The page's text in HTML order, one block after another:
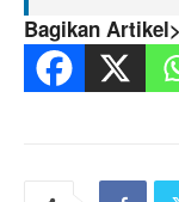
Bagikan